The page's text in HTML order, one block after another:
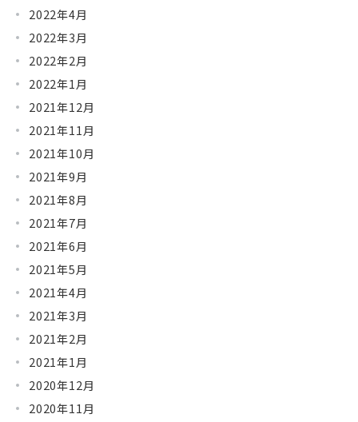
2022年4月
2022年3月
2022年2月
2022年1月
2021年12月
2021年11月
2021年10月
2021年9月
2021年8月
2021年7月
2021年6月
2021年5月
2021年4月
2021年3月
2021年2月
2021年1月
2020年12月
2020年11月